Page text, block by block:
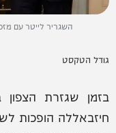
השגריר לייטר עם
גודל הטקסט
בזמן שגזרת
חיזבאללה הופכות